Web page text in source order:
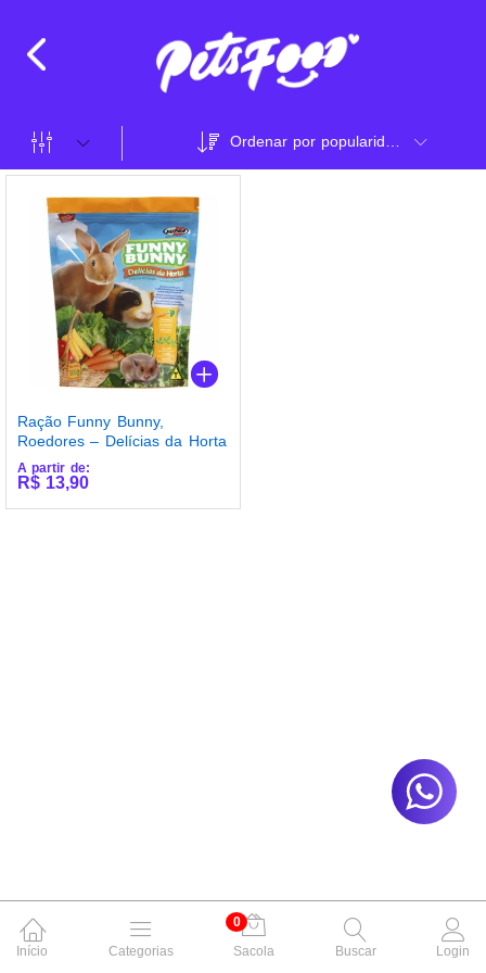
Ração Funny Bunny,
Roedores – Delícias da Horta
A partir de:
R$ 13,90
Início Categorias
0
Sacola
Buscar Login